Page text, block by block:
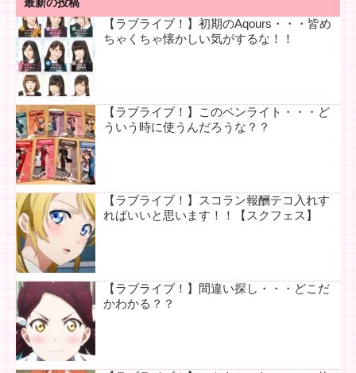
最新の投稿
【ラブライブ！】初期のAqours・・・皆め
ちゃくちゃ懐かしい気がするな！！
【ラブライブ！】このペンライト・・・ど
ういう時に使うんだろうな？？
【ラブライブ！】スコラン報酬テコ入れす
ればいいと思います！！【スクフェス】
【ラブライブ！】間違い探し・・・どこだ
かわかる？？